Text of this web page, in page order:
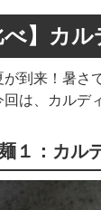
べ】カ
が到来！暑さ
回は、カル
１：カル